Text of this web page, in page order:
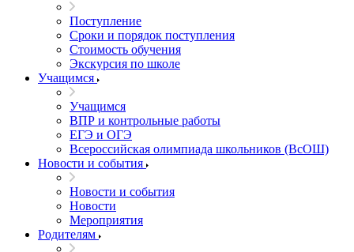
Поступление
Сроки и порядок поступления
Стоимость обучения
Экскурсия по школе
Учащимся
Учащимся
ВПР и контрольные работы
ЕГЭ и ОГЭ
Всероссийская олимпиада школьников (ВсОШ)
Новости и события
Новости и события
Новости
Мероприятия
Родителям